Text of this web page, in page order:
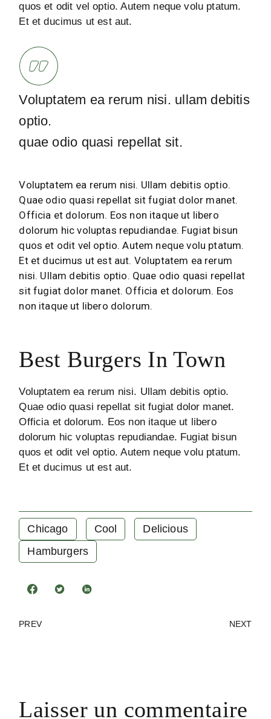
quos et odit vel optio. Autem neque volu ptatum.
Et et ducimus ut est aut.
Voluptatem ea rerum nisi. ullam debitis
optio.
quae odio quasi repellat sit.
Voluptatem ea rerum nisi. Ullam debitis optio.
Quae odio quasi repellat sit fugiat dolor manet.
Officia et dolorum. Eos non itaque ut libero
dolorum hic voluptas repudiandae. Fugiat bisun
quos et odit vel optio. Autem neque volu ptatum.
Et et ducimus ut est aut. Voluptatem ea rerum
nisi. Ullam debitis optio. Quae odio quasi repellat
sit fugiat dolor manet. Officia et dolorum. Eos
non itaque ut libero dolorum.
Best Burgers In Town
Voluptatem ea rerum nisi. Ullam debitis optio.
Quae odio quasi repellat sit fugiat dolor manet.
Officia et dolorum. Eos non itaque ut libero
dolorum hic voluptas repudiandae. Fugiat bisun
quos et odit vel optio. Autem neque volu ptatum.
Et et ducimus ut est aut.
Chicago Cool
Delicious
Hamburgers
PREV NEXT
Laisser un commentaire